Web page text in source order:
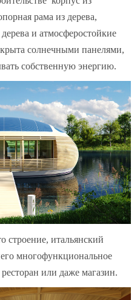
рама из дерева,
и атмосферостойкие
солнечными панелями,
собственную энергию.
строение, итальянский
многофункциональное
или даже магазин.